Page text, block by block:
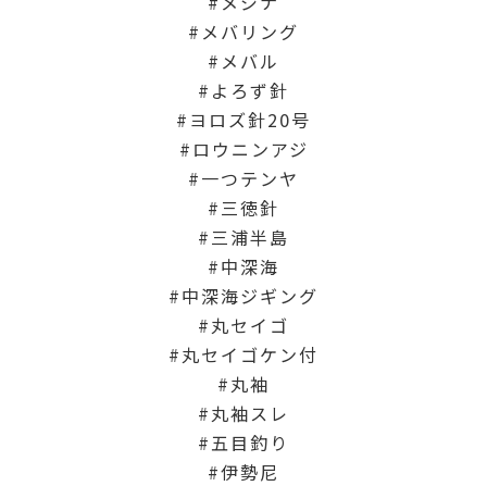
メバリング
メバル
よろず針
ヨロズ針20号
ロウニンアジ
一つテンヤ
三徳針
三浦半島
中深海
中深海ジギング
丸セイゴ
丸セイゴケン付
丸袖
丸袖スレ
五目釣り
伊勢尼